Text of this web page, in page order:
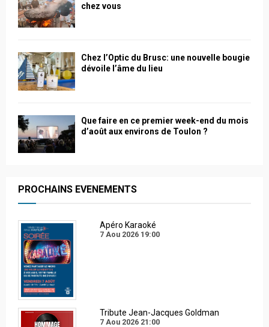
chez vous
Chez l’Optic du Brusc: une nouvelle bougie
dévoile l’âme du lieu
Que faire en ce premier week-end du mois
d’août aux environs de Toulon ?
PROCHAINS EVENEMENTS
Apéro Karaoké
7 Aou 2026 19:00
Tribute Jean-Jacques Goldman
7 Aou 2026 21:00